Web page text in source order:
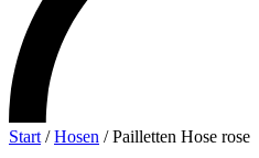
Start /Hosen /Pailletten Hose rose